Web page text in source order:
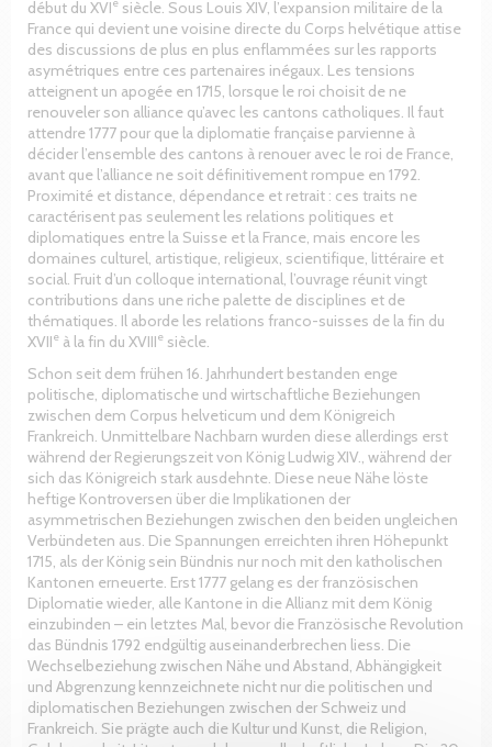
début du XVIe siècle. Sous Louis XIV, l’expansion militaire de la
France qui devient une voisine directe du Corps helvétique attise
des discussions de plus en plus enflammées sur les rapports
asymétriques entre ces partenaires inégaux. Les tensions
atteignent un apogée en 1715, lorsque le roi choisit de ne
renouveler son alliance qu’avec les cantons catholiques. Il faut
attendre 1777 pour que la diplomatie française parvienne à
décider l’ensemble des cantons à renouer avec le roi de France,
avant que l’alliance ne soit définitivement rompue en 1792.
Proximité et distance, dépendance et retrait : ces traits ne
caractérisent pas seulement les relations politiques et
diplomatiques entre la Suisse et la France, mais encore les
domaines culturel, artistique, religieux, scientifique, littéraire et
social. Fruit d’un colloque international, l’ouvrage réunit vingt
contributions dans une riche palette de disciplines et de
thématiques. Il aborde les relations franco-suisses de la fin du
XVIIe à la fin du XVIIIe siècle.
Schon seit dem frühen 16. Jahrhundert bestanden enge
politische, diplomatische und wirtschaftliche Beziehungen
zwischen dem Corpus helveticum und dem Königreich
Frankreich. Unmittelbare Nachbarn wurden diese allerdings erst
während der Regierungszeit von König Ludwig XIV., während der
sich das Königreich stark ausdehnte. Diese neue Nähe löste
heftige Kontroversen über die Implikationen der
asymmetrischen Beziehungen zwischen den beiden ungleichen
Verbündeten aus. Die Spannungen erreichten ihren Höhepunkt
1715, als der König sein Bündnis nur noch mit den katholischen
Kantonen erneuerte. Erst 1777 gelang es der französischen
Diplomatie wieder, alle Kantone in die Allianz mit dem König
einzubinden – ein letztes Mal, bevor die Französische Revolution
das Bündnis 1792 endgültig auseinanderbrechen liess. Die
Wechselbeziehung zwischen Nähe und Abstand, Abhängigkeit
und Abgrenzung kennzeichnete nicht nur die politischen und
diplomatischen Beziehungen zwischen der Schweiz und
Frankreich. Sie prägte auch die Kultur und Kunst, die Religion,